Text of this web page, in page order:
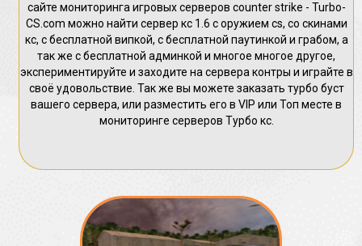
сайте мониторинга игровых серверов counter strike - Turbo-
CS.com можно найти сервер кс 1.6 с оружием cs, со скинами
кс, с бесплатной випкой, с бесплатной паутинкой и грабом, а
так же с бесплатной админкой и многое многое другое,
экспериментируйте и заходите на сервера контры и играйте в
своё удовольствие. Так же вы можете заказать турбо буст
вашего сервера, или разместить его в VIP или Топ месте в
мониторинге серверов Турбо кс.